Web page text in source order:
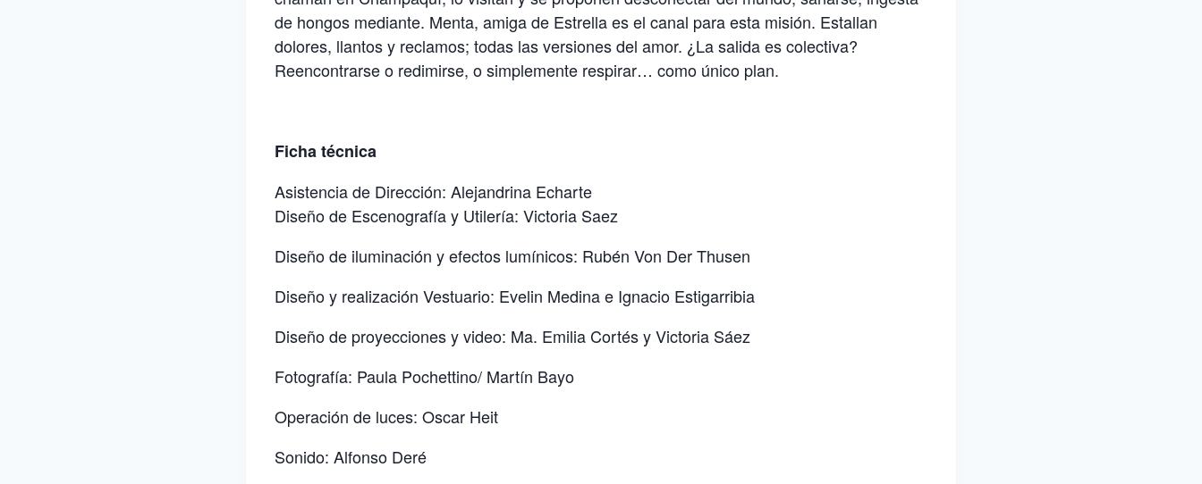
de hongos mediante. Menta, amiga de Estrella es el canal para esta misión. Estallan
dolores, llantos y reclamos; todas las versiones del amor. ¿La salida es colectiva?
Reencontrarse o redimirse, o simplemente respirar… como único plan.
Ficha técnica
Asistencia de Dirección: Alejandrina Echarte
Diseño de Escenografía y Utilería: Victoria Saez
Diseño de iluminación y efectos lumínicos: Rubén Von Der Thusen
Diseño y realización Vestuario: Evelin Medina e Ignacio Estigarribia
Diseño de proyecciones y video: Ma. Emilia Cortés y Victoria Sáez
Fotografía: Paula Pochettino/ Martín Bayo
Operación de luces: Oscar Heit
Sonido: Alfonso Deré